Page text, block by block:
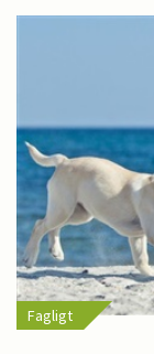
Fagligt